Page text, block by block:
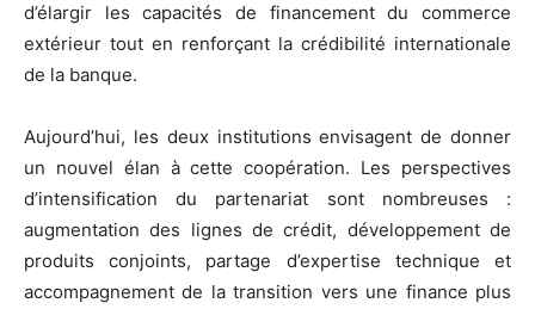
d’élargir les capacités de financement du commerce
extérieur tout en renforçant la crédibilité internationale
de la banque.
Aujourd’hui, les deux institutions envisagent de donner
un nouvel élan à cette coopération. Les perspectives
d’intensification du partenariat sont nombreuses :
augmentation des lignes de crédit, développement de
produits conjoints, partage d’expertise technique et
accompagnement de la transition vers une finance plus